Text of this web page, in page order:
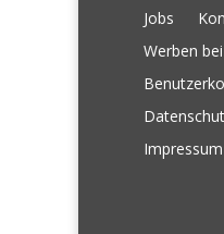
Jobs
Werben
Impressum